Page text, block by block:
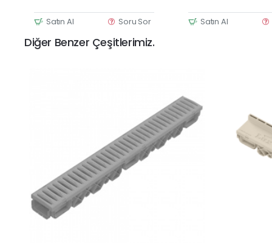
Satın Al Soru Sor Satın Al
Diğer Benzer Çeşitlerimiz.